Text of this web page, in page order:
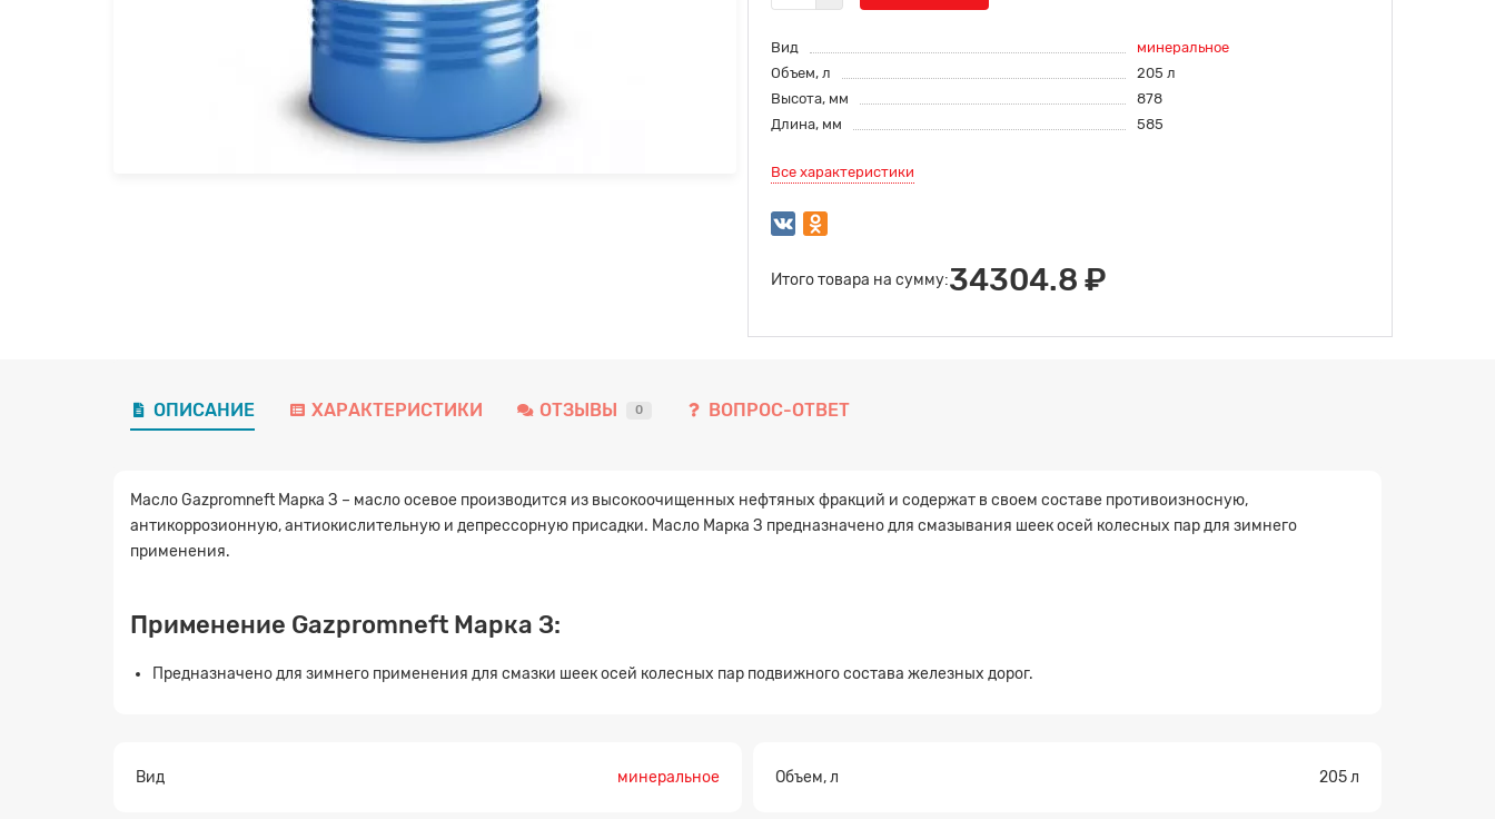
Вид
минеральное
Объем, л
205 л
Высота, мм
878
Длина, мм
585
Все характеристики
Итого товара на сумму:34304.8 ₽
ОПИСАНИЕ ХАРАКТЕРИСТИКИ ОТЗЫВЫ 0 ВОПРОС-ОТВЕТ
Масло Gazpromneft Марка З – масло осевое производится из высокоочищенных нефтяных фракций и содержат в своем составе противоизносную,
антикоррозионную, антиокислительную и депрессорную присадки. Масло Марка З предназначено для смазывания шеек осей колесных пар для зимнего
применения.
Применение Gazpromneft Марка З:
Предназначено для зимнего применения для смазки шеек осей колесных пар подвижного состава железных дорог.
Вид минеральное Объем, л 205 л